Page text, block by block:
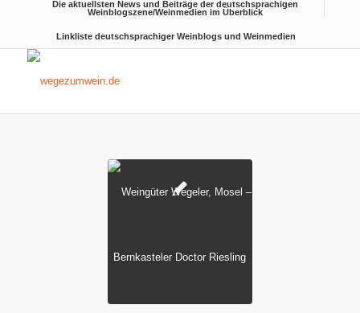
Die aktuellsten News und Beiträge der deutschsprachigen
Weinblogszene/Weinmedien im Überblick
Linkliste deutschsprachiger Weinblogs und Weinmedien